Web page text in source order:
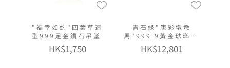
"福幸如約"四葉草造
型999足金鑽石吊墜
HK$1,750
青石綠"唐彩墩墩
馬"999.9黃金琺瑯頸
鏈
HK$12,801